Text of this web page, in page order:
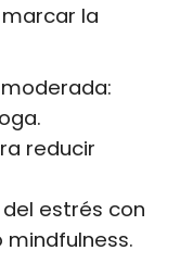
la
moderada:
reducir
estrés con